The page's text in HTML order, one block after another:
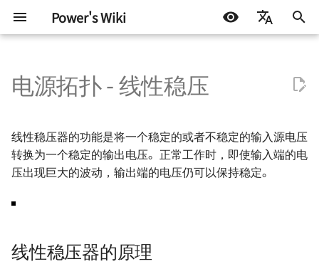
Power's Wiki
اللغة العربية
在
化
搜
索
擎
基本元器件 - 电阻
基本元器件 - 电容
基本元器件 - 电感与磁珠
基本元器件 - 二极管
RobotCtrl - STM32 通用开发
RobotCtrl_Core - 核心板
RobotCtrl_Func - 外设拓展
板
板
直流有刷电机驱动的设计
TinyDVR - 小巧身材，满载动
力
RaptorDVR - 集成稳压的 30
A 双电机驱动 🚧
动模块
通信协议 - 数字逻辑电平
通信协议 - 串口通信
通信协议 - SPI
通信协议 - I2C
线性稳压器的原理
线性稳压器的效率
低压差线性稳压器 - LDO
优缺点及应用
高速电路的设计 🚧
信号完整性 - 基础概念
信号完整性 - 时域与频域
信号完整性 - 阻抗与电气模型
射频 - 组件与系统 - 导线
射频 - 组件与系统 - 电阻
射频 - 组件与系统 - 电容
射频 - 谐振电路 - 基本定义
共振
AD 常用技巧
AD 基本操作 - 环境搭建
AD 基本操作 - 基础知识
AD 基本操作 - 原理图绘制
🚧
测试协议 Test Interface 与 TIC 基础
AHB 上的 TIC
ATE 基础知识
半导体测试基础 - 基本概念
半导体测试基础 - OS 测试
半导体测试基础 - DC 参数
试
ATE Test Fundamental
Continuity Test
DC Parameters
IDD Test
ATE Mixed Signal Test
Basics of Mixed Signal
Basics of Fourier
ADC - Static Parameters
VBT Syntax
Pattern Syntax Notes 🚧
Tester Alarms
嵌入式开发 STM32
Arduino & 杂项
软件开发
DOCKER
LINUX
杂七杂八
机器学习
机器学习入门 - 基础流程
机器学习入门 - 环境搭建
机器学习入门 - 模型评估
生活琐记 LIFEHACK
BLOG
折腾不止
自托管 Self-Host
群晖 NAS
技术流
电源拓扑 - 线性稳压
线性稳压器的功能是将一个稳定的或者不稳定的输入源电压
转换为一个稳定的输出电压。正常工作时，即使输入端的电
压出现巨大的波动，输出端的电压仍可以保持稳定。
线性稳压器的原理